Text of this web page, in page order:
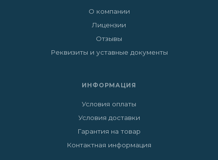
О компании
Лицензии
Отзывы
Реквизиты и уставные документы
ИНФОРМАЦИЯ
Условия оплаты
Условия доставки
Гарантия на товар
Контактная информация